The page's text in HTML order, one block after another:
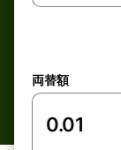
両替額